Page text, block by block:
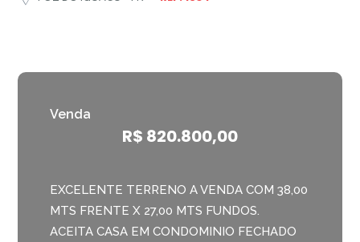
Venda
R$ 820.800,00
EXCELENTE TERRENO A VENDA COM 38,00
MTS FRENTE X 27,00 MTS FUNDOS.
ACEITA CASA EM CONDOMINIO FECHADO